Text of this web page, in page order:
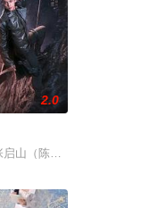
对困难的爱情故事。通
鬼占房”的阴阳宅，江淮
2.0
山（陈伟霆 饰）与吴